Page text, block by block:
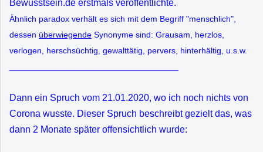
Bewusstsein.de erstmals veröffentlichte.
Ähnlich paradox verhält es sich mit dem Begriff "menschlich",
dessen überwiegende Synonyme sind: Grausam, herzlos,
verlogen, herschsüchtig, gewalttätig, pervers, hinterhältig, u.s.w.
Dann ein Spruch vom 21.01.2020, wo ich noch nichts von
Corona wusste. Dieser Spruch beschreibt gezielt das, was
dann 2 Monate später offensichtlich wurde: